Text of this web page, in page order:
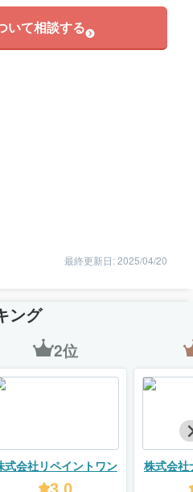
いて相談する
最終更新日: 2025/04/20
ング
2位
式会社リペイントワン 株式会社